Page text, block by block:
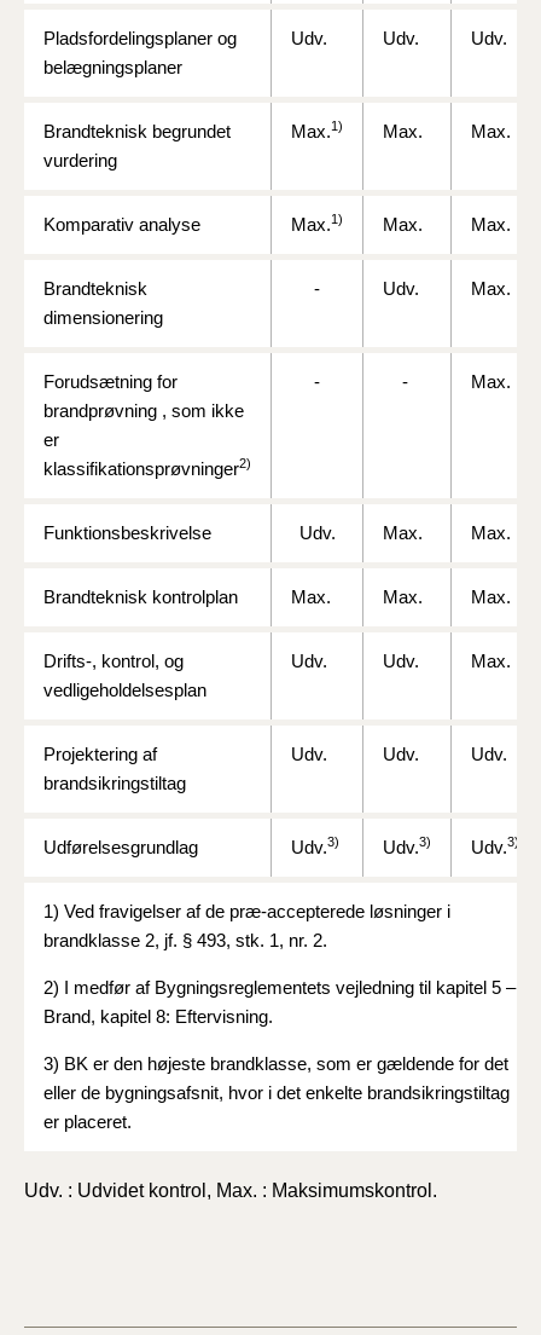
Pladsfordelingsplaner og
belægningsplaner
Udv. Udv. Udv.
Brandteknisk begrundet
vurdering
Max.1) Max. Max.
Komparativ analyse Max.1) Max. Max.
Brandteknisk
dimensionering
- Udv. Max.
Forudsætning for
brandprøvning , som ikke
er
klassifikationsprøvninger2)
- - Max.
Funktionsbeskrivelse Udv. Max. Max.
Brandteknisk kontrolplan Max. Max. Max.
Drifts-, kontrol, og
vedligeholdelsesplan
Udv. Udv. Max.
Projektering af
brandsikringstiltag
Udv. Udv. Udv.
Udførelsesgrundlag Udv.3) Udv.3) Udv.3)
1) Ved fravigelser af de præ-accepterede løsninger i
brandklasse 2, jf. § 493, stk. 1, nr. 2.
2) I medfør af Bygningsreglementets vejledning til kapitel 5 –
Brand, kapitel 8: Eftervisning.
3) BK er den højeste brandklasse, som er gældende for det
eller de bygningsafsnit, hvor i det enkelte brandsikringstiltag
er placeret.
Udv. : Udvidet kontrol, Max. : Maksimumskontrol.